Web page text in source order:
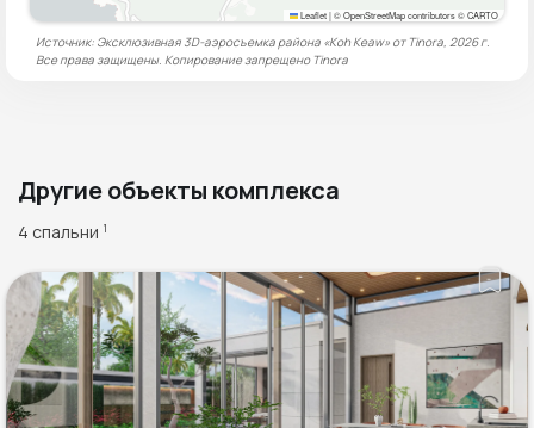
Leaflet|© OpenStreetMap contributors © CARTO
Источник: Эксклюзивная 3D-аэросъемка района «Koh Keaw» от Tinora, 2026 г.
Все права защищены. Копирование запрещено Tinora
Другие объекты комплекса
4 спальни 1